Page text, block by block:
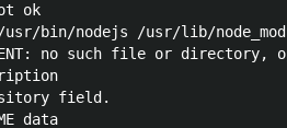
ok
bin/nodejs /usr/lib/
no such file or directory,
field.
data